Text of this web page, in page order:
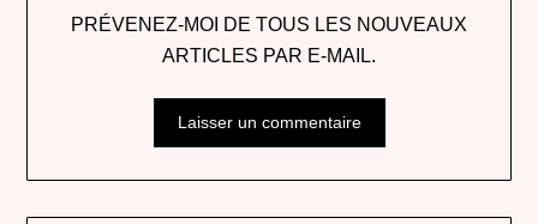
PRÉVENEZ-MOI DE TOUS LES NOUVEAUX
ARTICLES PAR E-MAIL.